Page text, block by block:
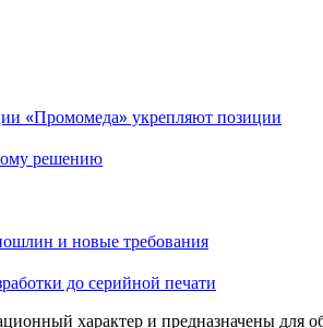
«Промомеда» укрепляют позиции
решению
и новые требования
до серийной печати
характер и предназначены для